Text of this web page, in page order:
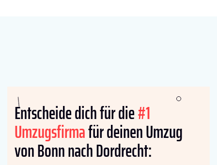
Entscheide dich für die#1
Umzugsfirmafür deinen Umzug
von Bonn nach Dordrecht: